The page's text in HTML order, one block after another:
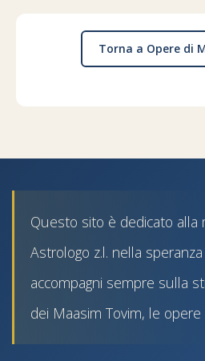
Torna a Opere di
Questo sito è dedicato alla
Astrologo z.l. nella
accompagni sempre sulla
dei Maasim Tovim, le opere